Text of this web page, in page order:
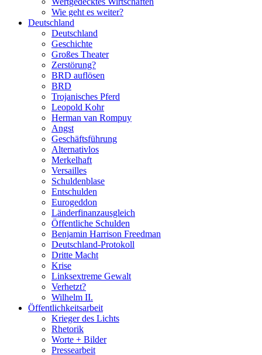
Wie geht es weiter?
Deutschland
Deutschland
Geschichte
Großes Theater
Zerstörung?
BRD auflösen
BRD
Trojanisches Pferd
Leopold Kohr
Herman van Rompuy
Angst
Geschäftsführung
Alternativlos
Merkelhaft
Versailles
Schuldenblase
Entschulden
Eurogeddon
Länderfinanzausgleich
Öffentliche Schulden
Benjamin Harrison Freedman
Deutschland-Protokoll
Dritte Macht
Krise
Linksextreme Gewalt
Verhetzt?
Wilhelm II.
Öffentlichkeitsarbeit
Krieger des Lichts
Rhetorik
Worte + Bilder
Pressearbeit